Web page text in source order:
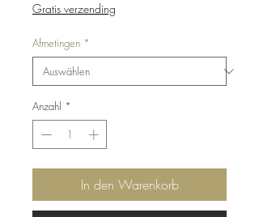
Gratis verzending
Afmetingen *
Anzahl *
In den Warenkorb